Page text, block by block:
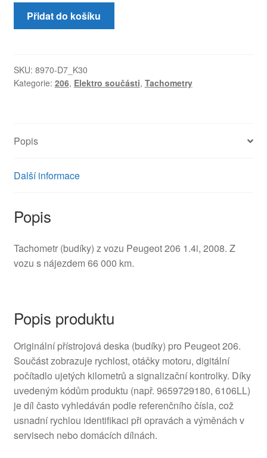
Tachometr
budíky
66000
km
Přidat do košíku
SKU: 8970-D7_K30
Kategorie: 206, Elektro součásti, Tachometry
Popis
Další informace
Popis
Tachometr (budíky) z vozu Peugeot 206 1.4i, 2008. Z
vozu s nájezdem 66 000 km.
Popis produktu
Originální přístrojová deska (budíky) pro Peugeot 206.
Součást zobrazuje rychlost, otáčky motoru, digitální
počítadlo ujetých kilometrů a signalizační kontrolky. Díky
uvedeným kódům produktu (např. 9659729180, 6106LL)
je díl často vyhledáván podle referenčního čísla, což
usnadní rychlou identifikaci při opravách a výměnách v
servisech nebo domácích dílnách.